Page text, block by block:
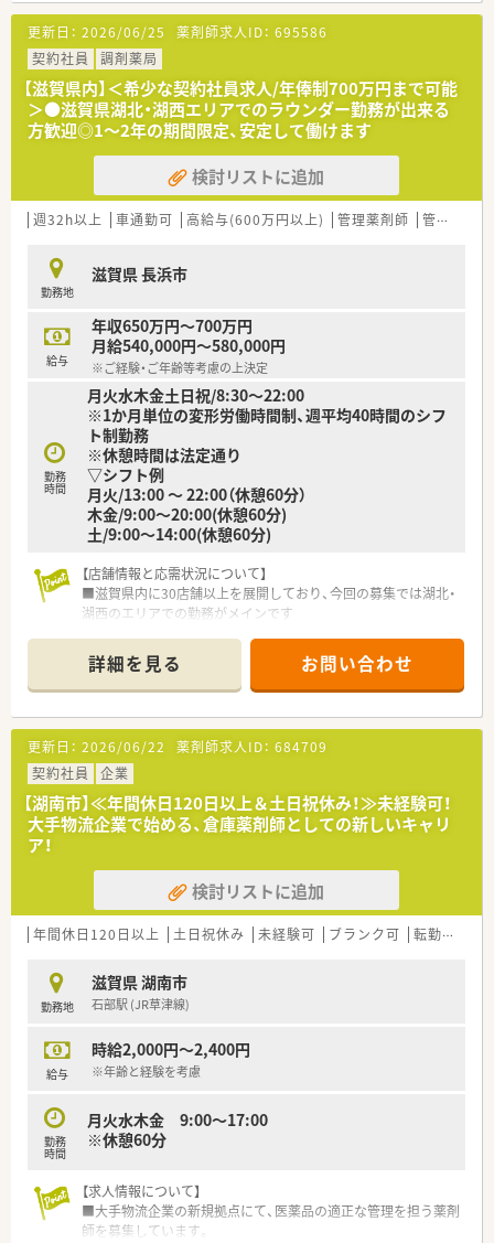
＜福利厚生＞
■年間休日は116日ございます。シフトも希望に合わせて柔軟に
対応しておりプライベートとメリハリをつけた働き方が可能で
す。
■連休の取得も可能！有給休暇についても部署ごとに取得状況を
管理し、取得を徹底しています。
■うれしい「社員購買割引制度」もございます♪医薬品・化粧品・
日用雑貨などを社員価格で購入が可能です。
更新日： 2026/06/25 薬剤師求人ID： 695586
契約社員
調剤薬局
【滋賀県内】＜希少な契約社員求人/年俸制700万円まで可能
＞●滋賀県湖北・湖西エリアでのラウンダー勤務が出来る
方歓迎◎1～2年の期間限定、安定して働けます
検討リストに追加
週32h以上 車通勤可 高給与(600万円以上) 管理薬剤師 管理職
勤務地
滋賀県 長浜市
給与
年収650万円～700万円
月給540,000円～580,000円
※ご経験・ご年齢等考慮の上決定
勤務
時間
月火水木金土日祝/8:30～22:00
※1か月単位の変形労働時間制、週平均40時間のシフ
ト制勤務
※休憩時間は法定通り
▽シフト例
月火/13:00 ～ 22:00（休憩60分）
木金/9:00～20:00(休憩60分)
土/9:00～14:00(休憩60分)
【店舗情報と応需状況について】
■滋賀県内に30店舗以上を展開しており、今回の募集では湖北・
湖西のエリアでの勤務がメインです
や処方に触れる機会があります
■具体的な処方箋枚数や勤務人数は配属先によりますが、一人薬
剤師になることはありません
【法人特徴について】
■臨床検査事業を母体としており、大手にも引けを取らない安定
した経営基盤を確立しています
■調剤薬局事業とライフケア事業の連携により、在宅医療への対
応もスムーズに行っています
■社員からの意見を大切にするボトムアップの社風で、現場の声
【やりがい/おすすめポイント】
■様々な店舗形態や在宅業務を通じて、薬剤師としてのスキルア
ップを実感できる環境です
デアで店舗作りに関われます
■地域の患者様や医療機関との連携を通じて、地域医療への貢献
を肌で感じることができます
【こんな取り組みをしています】
■社員とその家族の幸せを第一に考え、物価高騰時には全正社員
■女性社員が情報交換できる会を定期的に開催するなど、働きや
すい環境づくりに努めています
■入社後すぐに利用できる子育て休暇制度を導入し、仕事と家庭
詳細を見る お問い合わせ
更新日： 2026/06/22 薬剤師求人ID： 684709
契約社員
企業
【湖南市】≪年間休日120日以上＆土日祝休み！≫未経験可！
大手物流企業で始める、倉庫薬剤師としての新しいキャリ
ア！
検討リストに追加
年間休日120日以上 土日祝休み 未経験可 ブランク可 転勤なし
勤務地
滋賀県 湖南市
石部駅 (JR草津線)
給与
時給2,000円～2,400円
※年齢と経験を考慮
勤務
時間
月火水木金 9:00～17:00
※休憩60分
【求人情報について】
■大手物流企業の新規拠点にて、医薬品の適正な管理を担う薬剤
師を募集しています。